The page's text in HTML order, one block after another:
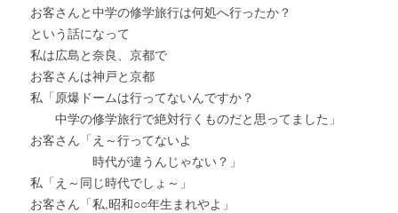
お客さんと中学の修学旅行は何処へ行ったか？
という話になって
私は広島と奈良、京都で
お客さんは神戸と京都
私「原爆ドームは行ってないんですか？
中学の修学旅行で絶対行くものだと思ってました」
お客さん「え～行ってないよ
時代が違うんじゃない？」
私「え～同じ時代でしょ～」
お客さん「私,昭和○○年生まれやよ」